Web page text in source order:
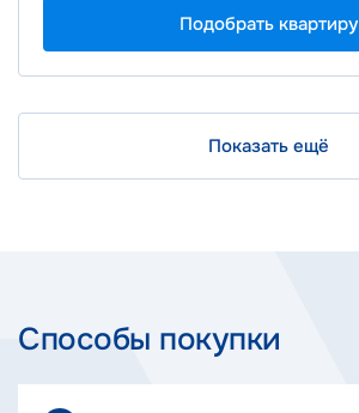
Подобрать квартиру
Показать ещё
Способы покупки